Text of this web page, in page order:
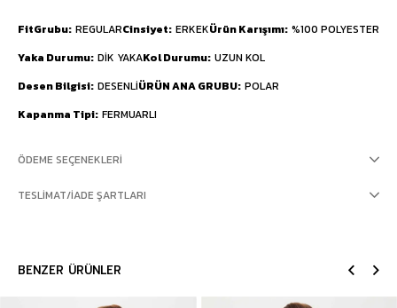
FitGrubu REGULARCinsiyet ERKEKÜrün Karışımı %100 POLYESTER
Yaka Durumu DİK YAKAKol Durumu UZUN KOL
Desen Bilgisi DESENLİÜRÜN ANA GRUBU POLAR
Kapanma Tipi FERMUARLI
ÖDEME SEÇENEKLERI
TESLIMAT/İADE ŞARTLARI
BENZER ÜRÜNLER